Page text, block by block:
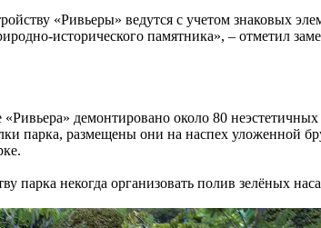
«Ривьеры» ведутся с учетом знаковых
исторического памятника», – отметил
демонтировано около 80 неэстетичных
парка, размещены они на наспех уложенной
парка некогда организовать полив зелёных